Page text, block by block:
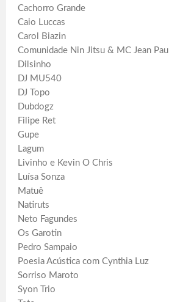
Cachorro Grande
Caio Luccas
Carol Biazin
Comunidade Nin Jitsu & MC Jean Paul
Dilsinho
DJ MU540
DJ Topo
Dubdogz
Filipe Ret
Gupe
Lagum
Livinho e Kevin O Chris
Luísa Sonza
Matuê
Natiruts
Neto Fagundes
Os Garotin
Pedro Sampaio
Poesia Acústica com Cynthia Luz
Sorriso Maroto
Syon Trio